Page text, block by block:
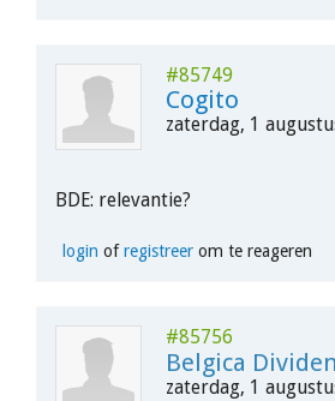
#85749
Cogito
zaterdag, 1
BDE: relevantie?
login ofregistreerom te reageren
#85756
Belgica
zaterdag, 1